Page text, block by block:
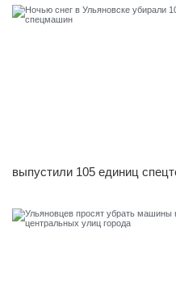
выпустили 105 единиц